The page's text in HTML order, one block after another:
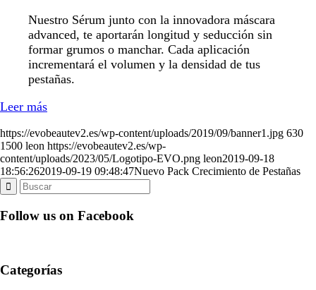
Nuestro Sérum junto con la innovadora máscara
advanced, te aportarán longitud y seducción sin
formar grumos o manchar. Cada aplicación
incrementará el volumen y la densidad de tus
pestañas.
Leer más
https://evobeautev2.es/wp-content/uploads/2019/09/banner1.jpg 630
1500 leon https://evobeautev2.es/wp-
content/uploads/2023/05/Logotipo-EVO.png leon2019-09-18
18:56:262019-09-19 09:48:47Nuevo Pack Crecimiento de Pestañas
Follow us on Facebook
Categorías